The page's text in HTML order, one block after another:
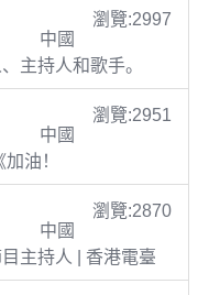
瀏覽:2997
中國
主持人和歌手。
瀏覽:2951
中國
油！
瀏覽:2870
中國
主持人 | 香港電臺